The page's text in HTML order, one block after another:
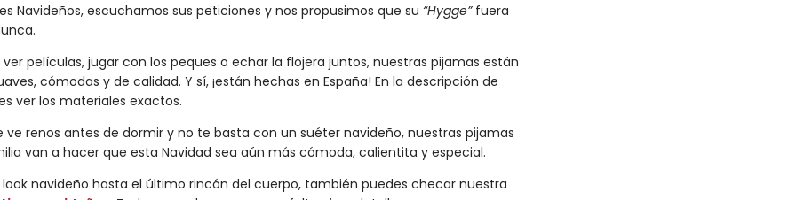
Navideños, escuchamos sus peticiones y nos propusimos que su “Hygge”fuera
películas, jugar con los peques o echar la flojera juntos, nuestras pijamas están
cómodas y de calidad. Y sí, ¡están hechas en España! En la descripción de
ver los materiales exactos.
ve renos antes de dormir y no te basta con un suéter navideño, nuestras pijamas
van a hacer que esta Navidad sea aún más cómoda, calientita y especial.
look navideño hasta el último rincón del cuerpo, también puedes checar nuestra